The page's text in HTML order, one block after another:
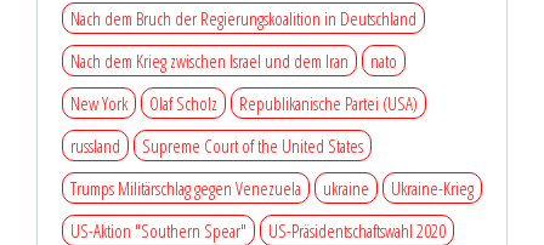
Nach dem Bruch der Regierungskoalition in Deutschland
Nach dem Krieg zwischen Israel und dem Iran
nato
New York
Olaf Scholz
Republikanische Partei (USA)
russland
Supreme Court of the United States
Trumps Militärschlag gegen Venezuela
ukraine
Ukraine-Krieg
US-Aktion "Southern Spear"
US-Präsidentschaftswahl 2020